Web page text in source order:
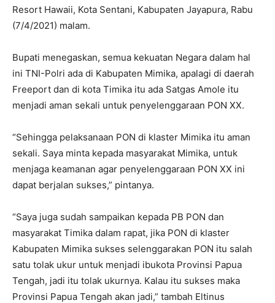
Resort Hawaii, Kota Sentani, Kabupaten Jayapura, Rabu
(7/4/2021) malam.
Bupati menegaskan, semua kekuatan Negara dalam hal
ini TNI-Polri ada di Kabupaten Mimika, apalagi di daerah
Freeport dan di kota Timika itu ada Satgas Amole itu
menjadi aman sekali untuk penyelenggaraan PON XX.
“Sehingga pelaksanaan PON di klaster Mimika itu aman
sekali. Saya minta kepada masyarakat Mimika, untuk
menjaga keamanan agar penyelenggaraan PON XX ini
dapat berjalan sukses,” pintanya.
“Saya juga sudah sampaikan kepada PB PON dan
masyarakat Timika dalam rapat, jika PON di klaster
Kabupaten Mimika sukses selenggarakan PON itu salah
satu tolak ukur untuk menjadi ibukota Provinsi Papua
Tengah, jadi itu tolak ukurnya. Kalau itu sukses maka
Provinsi Papua Tengah akan jadi,” tambah Eltinus